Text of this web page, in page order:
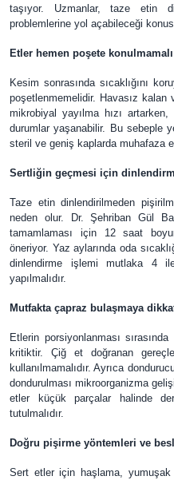
taşıyor. Uzmanlar, taze etin
problemlerine yol açabileceği
Etler hemen poşete konulmamalı
Kesim sonrasında sıcaklığını
poşetlenmemelidir. Havasız
mikrobiyal yayılma hızı
durumlar yaşanabilir. Bu sebeple
steril ve geniş kaplarda muhafaza
Sertliğin geçmesi için
Taze etin dinlendirilmeden
neden olur. Dr. Şehriban Gül
tamamlaması için 12 saat
öneriyor. Yaz aylarında oda
dinlendirme işlemi mutlaka 4
yapılmalıdır.
Mutfakta çapraz bulaşmaya
Etlerin porsiyonlanması
kritiktir. Çiğ et doğranan
kullanılmamalıdır. Ayrıca
dondurulması mikroorganizma
etler küçük parçalar halinde
tutulmalıdır.
Doğru pişirme yöntemleri ve
Sert etler için haşlama,